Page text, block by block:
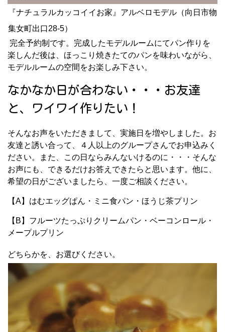
『ナチュラルカッコイイお家』アルベロモデル（向日市物
集女町出口28-5）
完全予約制です。完成したモデルルームにてパン作りを
楽しんだ後は、ほっこり焼きたてのパンを味わいながら、
モデルルームの空間をお楽しみ下さい。
なかなか日が合わない・・・お友達
と、ワイワイ作りたい！
そんなお声をいただきまして、実施日を増やしました。お
友達と誘い合って、４人以上のグループさんでお申込みく
ださい。また、この日ならみんないけるのに・・・そんな
お声にも、できるだけお答えできたらと思います。他に、
希望の日がございましたら、一度ご相談ください。
【A】はむエッグぱん・ミニ食パン・ほうじ茶プリン
【B】フルーツたっぷりクリームパン・ベーコンロール・
メープルプリン
どちらかを、お選びください。